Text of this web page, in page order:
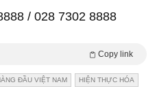
/ 028 7302 8888
Copy link
ĐẦU VIỆT NAM HIỆN THỰC HÓA